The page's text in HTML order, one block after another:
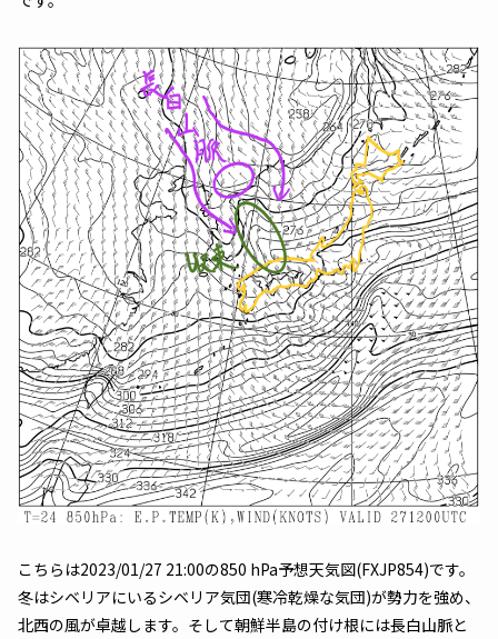
こちらは2023/01/27 21:00の850 hPa予想天気図(FXJP854)です。
冬はシベリアにいるシベリア気団(寒冷乾燥な気団)が勢力を強め、
北西の風が卓越します。そして朝鮮半島の付け根には長白山脈と